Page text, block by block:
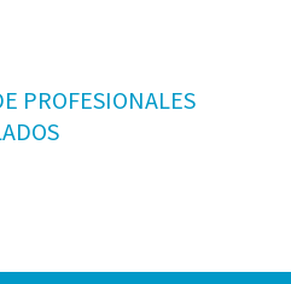
PROFESIONALES